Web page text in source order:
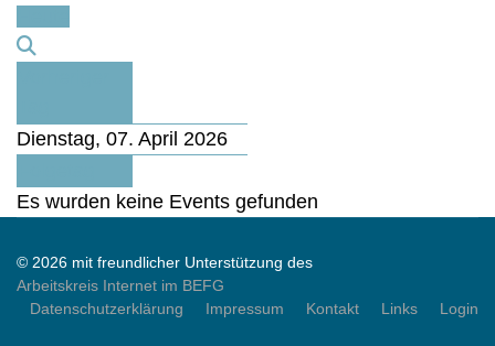
Dienstag, 07. April 2026
Es wurden keine Events gefunden
© 2026 mit freundlicher Unterstützung des
Arbeitskreis Internet im BEFG
Datenschutzerklärung
Impressum Kontakt Links Login